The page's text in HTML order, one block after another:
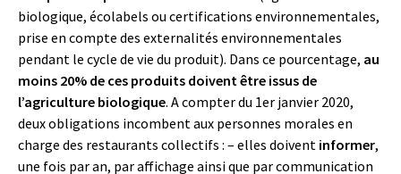
biologique, écolabels ou certifications environnementales,
prise en compte des externalités environnementales
pendant le cycle de vie du produit). Dans ce pourcentage, au
moins 20% de ces produits doivent être issus de
l’agriculture biologique. A compter du 1er janvier 2020,
deux obligations incombent aux personnes morales en
charge des restaurants collectifs : – elles doivent informer,
une fois par an, par affichage ainsi que par communication